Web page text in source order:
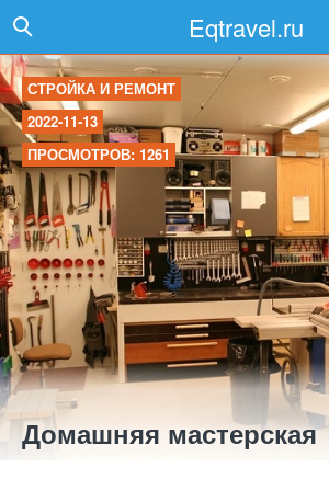
Eqtravel.ru
СТРОЙКА И РЕМОНТ
2022-11-13
ПРОСМОТРОВ: 1261
Домашняя мастерская